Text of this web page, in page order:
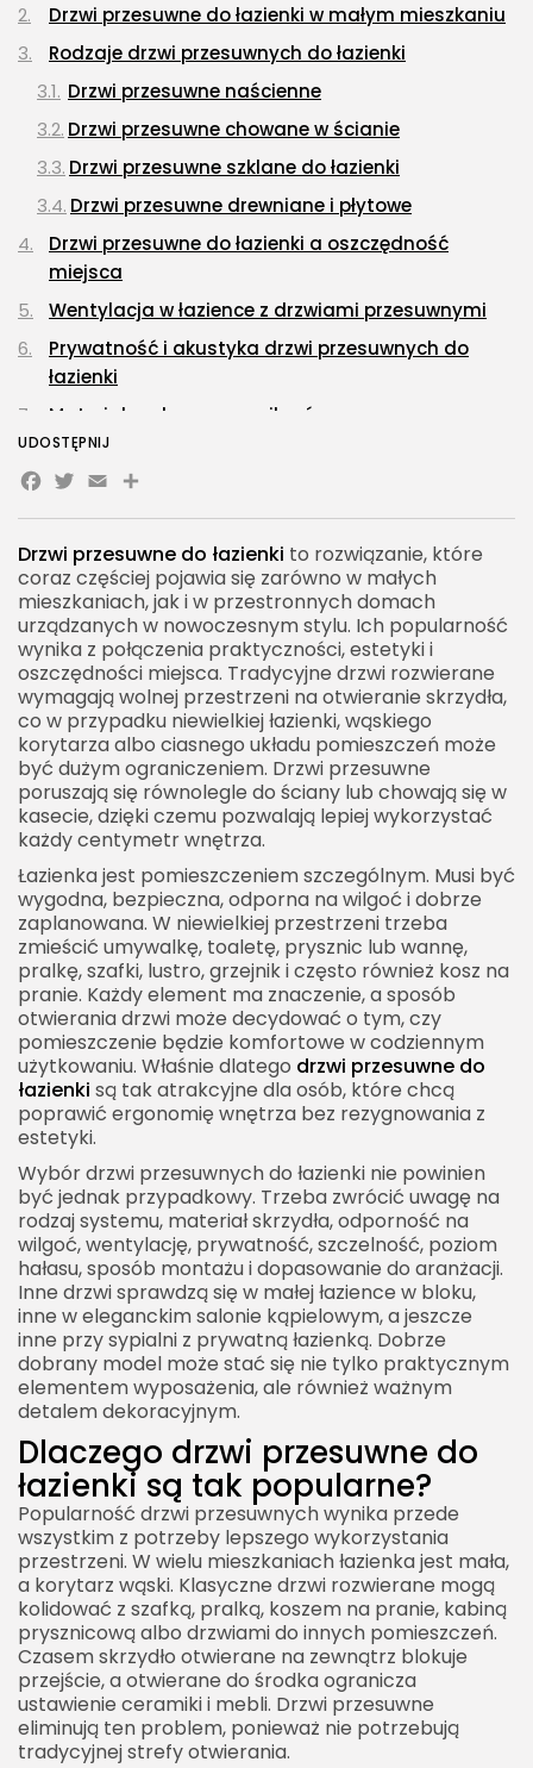
Drzwi przesuwne do łazienki to rozwiązanie, które
coraz częściej pojawia się zarówno w małych
mieszkaniach, jak i w przestronnych domach
urządzanych w nowoczesnym stylu. Ich popularność
wynika z połączenia praktyczności, estetyki i
oszczędności miejsca. Tradycyjne drzwi rozwierane
wymagają wolnej przestrzeni na otwieranie skrzydła,
co w przypadku niewielkiej łazienki, wąskiego
korytarza albo ciasnego układu pomieszczeń może
być dużym ograniczeniem. Drzwi przesuwne
poruszają się równolegle do ściany lub chowają się w
kasecie, dzięki czemu pozwalają lepiej wykorzystać
każdy centymetr wnętrza.
Łazienka jest pomieszczeniem szczególnym. Musi być
wygodna, bezpieczna, odporna na wilgoć i dobrze
zaplanowana. W niewielkiej przestrzeni trzeba
zmieścić umywalkę, toaletę, prysznic lub wannę,
pralkę, szafki, lustro, grzejnik i często również kosz na
pranie. Każdy element ma znaczenie, a sposób
otwierania drzwi może decydować o tym, czy
pomieszczenie będzie komfortowe w codziennym
użytkowaniu. Właśnie dlatego drzwi przesuwne do
łazienki są tak atrakcyjne dla osób, które chcą
poprawić ergonomię wnętrza bez rezygnowania z
estetyki.
Wybór drzwi przesuwnych do łazienki nie powinien
być jednak przypadkowy. Trzeba zwrócić uwagę na
rodzaj systemu, materiał skrzydła, odporność na
wilgoć, wentylację, prywatność, szczelność, poziom
hałasu, sposób montażu i dopasowanie do aranżacji.
Inne drzwi sprawdzą się w małej łazience w bloku,
inne w eleganckim salonie kąpielowym, a jeszcze
inne przy sypialni z prywatną łazienką. Dobrze
dobrany model może stać się nie tylko praktycznym
elementem wyposażenia, ale również ważnym
detalem dekoracyjnym.
Dlaczego drzwi przesuwne do
łazienki są tak popularne?
Popularność drzwi przesuwnych wynika przede
wszystkim z potrzeby lepszego wykorzystania
przestrzeni. W wielu mieszkaniach łazienka jest mała,
a korytarz wąski. Klasyczne drzwi rozwierane mogą
kolidować z szafką, pralką, koszem na pranie, kabiną
prysznicową albo drzwiami do innych pomieszczeń.
Czasem skrzydło otwierane na zewnątrz blokuje
przejście, a otwierane do środka ogranicza
ustawienie ceramiki i mebli. Drzwi przesuwne
eliminują ten problem, ponieważ nie potrzebują
tradycyjnej strefy otwierania.
Drzwi przesuwne do łazienki w małym mieszkaniu
Rodzaje drzwi przesuwnych do łazienki
Drzwi przesuwne naścienne
Drzwi przesuwne chowane w ścianie
Drzwi przesuwne szklane do łazienki
Drzwi przesuwne drewniane i płytowe
Drzwi przesuwne do łazienki a oszczędność
miejsca
Wentylacja w łazience z drzwiami przesuwnymi
Prywatność i akustyka drzwi przesuwnych do
łazienki
Materiały odporne na wilgoć
Drzwi przesuwne naścienne do łazienki – zalety i
ograniczenia
Drzwi przesuwne chowane w ścianę – elegancja i
maksymalna funkcjonalność
Estetyka drzwi przesuwnych w aranżacji łazienki
Drzwi przesuwne do łazienki a styl wnętrza
Styl nowoczesny
Styl loftowy
Styl skandynawski
Styl klasyczny
Kolor drzwi przesuwnych do łazienki
Czy drzwi przesuwne do łazienki są praktyczne na
co dzień?
Zamek w drzwiach przesuwnych do łazienki
Montaż drzwi przesuwnych do łazienki
Drzwi przesuwne do łazienki w bloku
Drzwi przesuwne do łazienki przy sypialni
Drzwi przesuwne do małej toalety
Drzwi przesuwne a osoby starsze i dzieci
Drzwi przesuwne do łazienki a przepisy i
wymagania techniczne
Cichy domyk i jakość prowadnic
Drzwi przesuwne z lustrem do łazienki
Drzwi przesuwne z mlecznego szkła
Drzwi przesuwne pełne do łazienki
Jak dobrać szerokość drzwi przesuwnych do
łazienki?
Wysokość drzwi przesuwnych i efekt wizualny
Drzwi przesuwne do łazienki bez ościeżnicy
Drzwi przesuwne do łazienki a ogrzewanie
podłogowe i progi
Czym różnią się drzwi przesuwne łazienkowe od
zwykłych drzwi przesuwnych?
Drzwi przesuwne do łazienki a remont
istniejącego mieszkania
Drzwi przesuwne do łazienki w nowym domu
Cena drzwi przesuwnych do łazienki
UDOSTĘPNIJ
Facebook
Twitter
EmailShare